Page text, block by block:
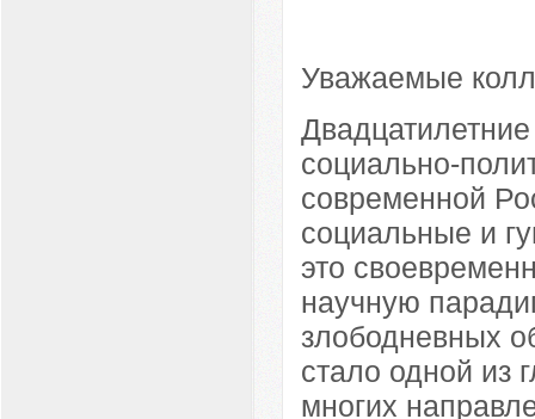
Уважаемые
социально-
современной
социальные и
это
научную
злободневных
стало одной из
многих